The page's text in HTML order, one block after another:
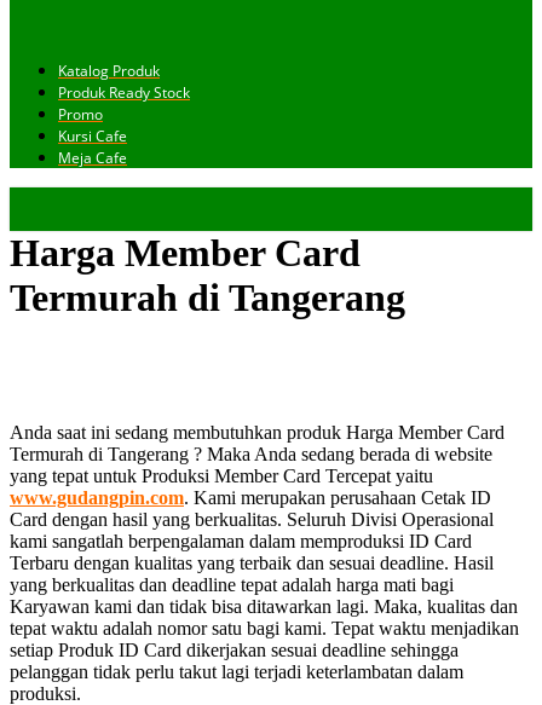
Katalog Produk
Produk Ready Stock
Promo
Kursi Cafe
Meja Cafe
Harga Member Card
Termurah di Tangerang
Anda saat ini sedang membutuhkan produk Harga Member Card
Termurah di Tangerang ? Maka Anda sedang berada di website
yang tepat untuk Produksi Member Card Tercepat yaitu
www.gudangpin.com. Kami merupakan perusahaan Cetak ID
Card dengan hasil yang berkualitas. Seluruh Divisi Operasional
kami sangatlah berpengalaman dalam memproduksi ID Card
Terbaru dengan kualitas yang terbaik dan sesuai deadline. Hasil
yang berkualitas dan deadline tepat adalah harga mati bagi
Karyawan kami dan tidak bisa ditawarkan lagi. Maka, kualitas dan
tepat waktu adalah nomor satu bagi kami. Tepat waktu menjadikan
setiap Produk ID Card dikerjakan sesuai deadline sehingga
pelanggan tidak perlu takut lagi terjadi keterlambatan dalam
produksi.